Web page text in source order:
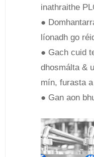
inathraithe
●
líonadh go
● Gach cuid
dhosmálta &
mín, furasta
● Gan aon